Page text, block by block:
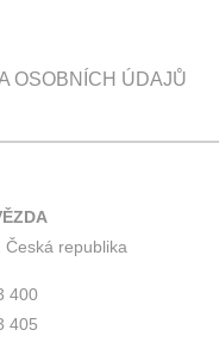
OSOBNÍCH ÚDAJŮ
republika
400
405